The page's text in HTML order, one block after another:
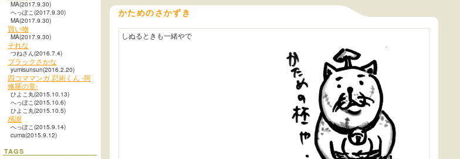
MA(2017.9.30)
へっぽこ(2017.9.30)
MA(2017.9.30)
買い物
MA(2017.9.30)
それな
つねさん(2016.7.4)
ブラックさかな
yumisunsun(2016.2.20)
四コママンガ 忍術くん -阿
修羅の章-
ひよこ丸(2015.10.13)
へっぽこ(2015.10.6)
ひよこ丸(2015.10.5)
感謝
へっぽこ(2015.9.14)
cuma(2015.9.12)
TAGS
かためのさかずき
しぬるときも一緒やで